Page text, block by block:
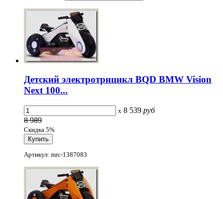
Детский электротрицикл BQD BMW Vision
Next 100...
x 8 539 руб
8 989
Скидка 5%
Артикул: mrc-1387083